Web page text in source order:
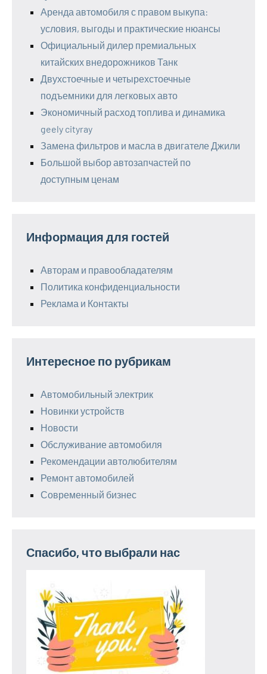
Аренда автомобиля с правом выкупа:
условия, выгоды и практические нюансы
Официальный дилер премиальных
китайских внедорожников Танк
Двухстоечные и четырехстоечные
подъемники для легковых авто
Экономичный расход топлива и динамика
geely cityray
Замена фильтров и масла в двигателе Джили
Большой выбор автозапчастей по
доступным ценам
Информация для гостей
Авторам и правообладателям
Политика конфиденциальности
Реклама и Контакты
Интересное по рубрикам
Автомобильный электрик
Новинки устройств
Новости
Обслуживание автомобиля
Рекомендации автолюбителям
Ремонт автомобилей
Современный бизнес
Спасибо, что выбрали нас